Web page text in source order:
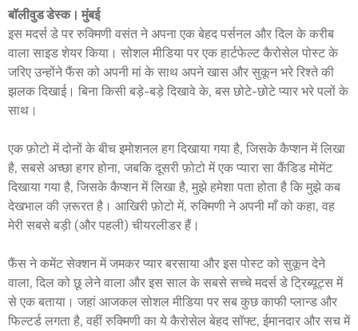
बॉलीवुड डेस्क। मुंबई
इस मदर्स डे पर रुक्मिणी वसंत ने अपना एक बेहद पर्सनल और दिल के करीब
वाला साइड शेयर किया। सोशल मीडिया पर एक हार्टफेल्ट कैरोसेल पोस्ट के
जरिए उन्होंने फैंस को अपनी मां के साथ अपने खास और सुकून भरे रिश्ते की
झलक दिखाई। बिना किसी बड़े-बड़े दिखावे के, बस छोटे-छोटे प्यार भरे पलों के
साथ।
एक फ़ोटो में दोनों के बीच इमोशनल हग दिखाया गया है, जिसके कैप्शन में लिखा
है, सबसे अच्छा हगर होना, जबकि दूसरी फ़ोटो में एक प्यारा सा कैंडिड मोमेंट
दिखाया गया है, जिसके कैप्शन में लिखा है, मुझे हमेशा पता होता है कि मुझे कब
देखभाल की ज़रूरत है। आखिरी फ़ोटो में, रुक्मिणी ने अपनी माँ को कहा, वह
मेरी सबसे बड़ी (और पहली) चीयरलीडर हैं।
फैंस ने कमेंट सेक्शन में जमकर प्यार बरसाया और इस पोस्ट को सुकून देने
वाला, दिल को छू लेने वाला और इस साल के सबसे सच्चे मदर्स डे ट्रिब्यूट्स में
से एक बताया। जहां आजकल सोशल मीडिया पर सब कुछ काफी प्लान्ड और
फिल्टर्ड लगता है, वहीं रुक्मिणी का ये कैरोसेल बेहद सॉफ्ट, ईमानदार और सच में